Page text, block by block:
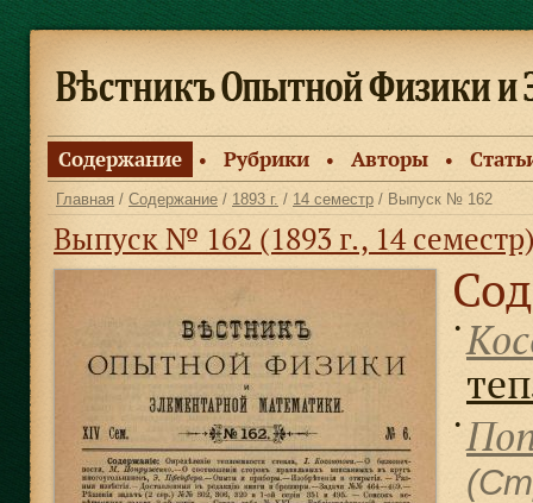
Содержание ● Рубрики ● Авторы ●
Главная / Содержание / 1893 г. / 14 семестр / Выпуск № 162
Выпуск № 162 (1893 г., 14
●
●